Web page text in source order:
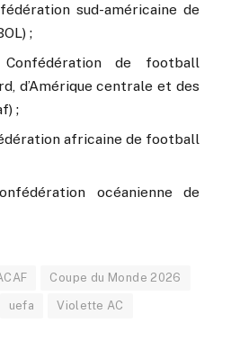
sud-américaine de
;
de football
d’Amérique centrale et des
;
africaine de football
océanienne de
Coupe du Monde 2026
uefa Violette AC